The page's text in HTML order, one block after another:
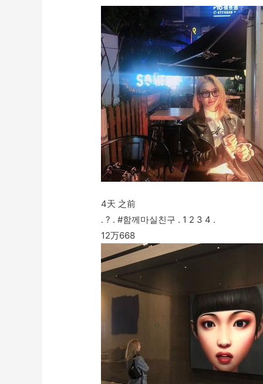
4天 之前
. ? . #함께마실친구 . 1 2 3 4 .
12万668